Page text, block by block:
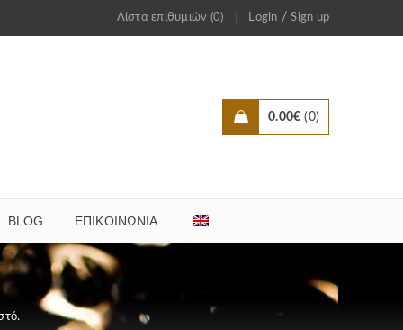
Λίστα επιθυμιών (0) Login /Sign up
0.00€ 0
BLOG ΕΠΙΚΟΙΝΩΝΊΑ